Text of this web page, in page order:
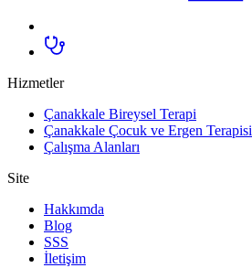
Hizmetler
Çanakkale Bireysel Terapi
Çanakkale Çocuk ve Ergen Terapisi
Çalışma Alanları
Site
Hakkımda
Blog
SSS
İletişim